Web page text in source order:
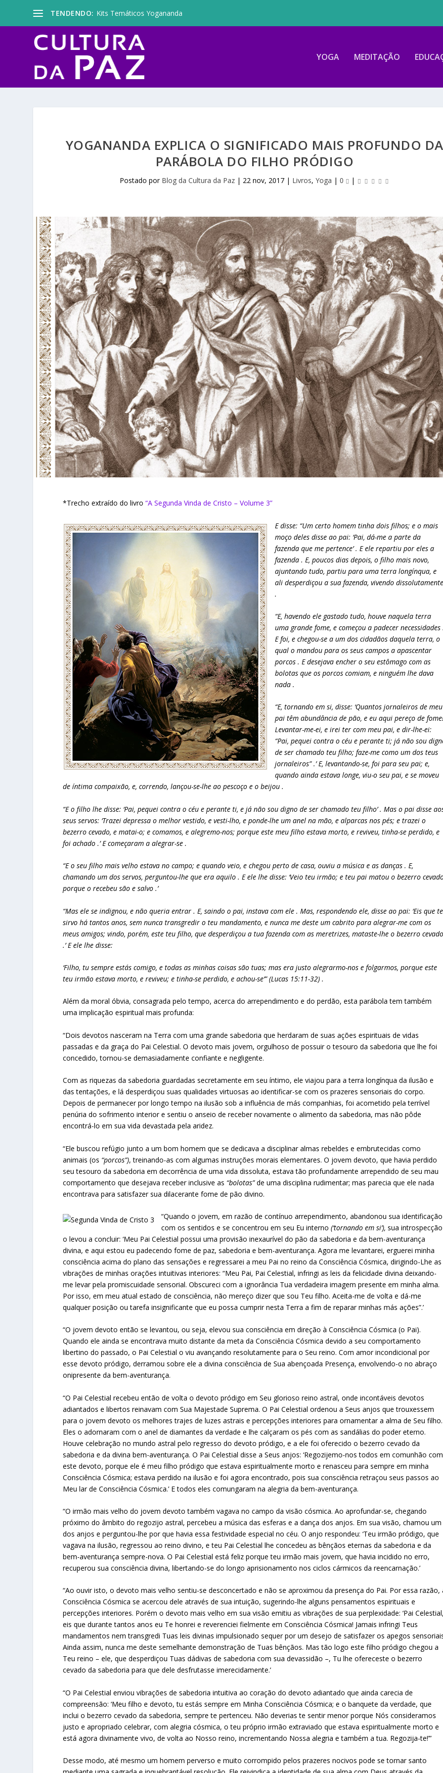
TENDENDO: Kits Temáticos Yogananda
YOGA MEDITAÇÃO
YOGANANDA EXPLICA O SIGNIFICADO MAIS PROFUNDO DA
PARÁBOLA DO FILHO PRÓDIGO
Postado por Blog da Cultura da Paz| 22 nov, 2017| Livros, Yoga | 0 |
*Trecho extraído do livro“A Segunda Vinda de Cristo – Volume 3”
E disse: “Um certo homem tinha dois filhos; e o mais
moço deles disse ao pai: ‘Pai, dá-me a parte da
fazenda que me pertence’ . E ele repartiu por eles a
fazenda . E, poucos dias depois, o filho mais novo,
ajuntando tudo, partiu para uma terra longínqua, e
ali desperdiçou a sua fazenda, vivendo
.
“E, havendo ele gastado tudo, houve naquela terra
uma grande fome, e começou a padecer necessidades
E foi, e chegou-se a um dos cidadãos daquela terra, o
qual o mandou para os seus campos a apascentar
porcos . E desejava encher o seu estômago com as
bolotas que os porcos comiam, e ninguém lhe dava
nada .
“E, tornando em si, disse: ‘Quantos jornaleiros de meu
pai têm abundância de pão, e eu aqui pereço de
Levantar-me-ei, e irei ter com meu pai, e dir-lhe-ei:
“Pai, pequei contra o céu e perante ti; já não sou
de ser chamado teu filho; faze-me como um dos teus
jornaleiros” .’ E, levantando-se, foi para seu pai; e,
quando ainda estava longe, viu-o seu pai, e se moveu
de íntima compaixão, e, correndo, lançou-se-lhe ao pescoço e o beijou .
“E o filho lhe disse: ‘Pai, pequei contra o céu e perante ti, e já não sou digno de ser chamado teu filho’ . Mas o pai disse
seus servos: ‘Trazei depressa o melhor vestido, e vesti-lho, e ponde-lhe um anel na mão, e alparcas nos pés; e trazei o
bezerro cevado, e matai-o; e comamos, e alegremo-nos; porque este meu filho estava morto, e reviveu, tinha-se perdido, e
foi achado .’ E começaram a alegrar-se .
“E o seu filho mais velho estava no campo; e quando veio, e chegou perto de casa, ouviu a música e as danças . E,
chamando um dos servos, perguntou-lhe que era aquilo . E ele lhe disse: ‘Veio teu irmão; e teu pai matou o bezerro
porque o recebeu são e salvo .’
“Mas ele se indignou, e não queria entrar . E, saindo o pai, instava com ele . Mas, respondendo ele, disse ao pai: ‘Eis que te
sirvo há tantos anos, sem nunca transgredir o teu mandamento, e nunca me deste um cabrito para alegrar-me com os
meus amigos; vindo, porém, este teu filho, que desperdiçou a tua fazenda com as meretrizes, mataste-lhe o bezerro
.’ E ele lhe disse:
‘Filho, tu sempre estás comigo, e todas as minhas coisas são tuas; mas era justo alegrarmo-nos e folgarmos, porque este
teu irmão estava morto, e reviveu; e tinha-se perdido, e achou-se’” (Lucas 15:11-32) .
Além da moral óbvia, consagrada pelo tempo, acerca do arrependimento e do perdão, esta parábola tem também
uma implicação espiritual mais profunda:
“Dois devotos nasceram na Terra com uma grande sabedoria que herdaram de suas ações espirituais de vidas
passadas e da graça do Pai Celestial. O devoto mais jovem, orgulhoso de possuir o tesouro da sabedoria que lhe foi
concedido, tornou-se demasiadamente confiante e negligente.
Com as riquezas da sabedoria guardadas secretamente em seu íntimo, ele viajou para a terra longínqua da ilusão e
das tentações, e lá desperdiçou suas qualidades virtuosas ao identificar-se com os prazeres sensoriais do corpo.
Depois de permanecer por longo tempo na ilusão sob a influência de más companhias, foi acometido pela terrível
penúria do sofrimento interior e sentiu o anseio de receber novamente o alimento da sabedoria, mas não pôde
encontrá-lo em sua vida devastada pela aridez.
“Ele buscou refúgio junto a um bom homem que se dedicava a disciplinar almas rebeldes e embrutecidas como
animais (os “porcos”), treinando-as com algumas instruções morais elementares. O jovem devoto, que havia perdido
seu tesouro da sabedoria em decorrência de uma vida dissoluta, estava tão profundamente arrependido de seu mau
comportamento que desejava receber inclusive as “bolotas”de uma disciplina rudimentar; mas parecia que ele nada
encontrava para satisfazer sua dilacerante fome de pão divino.
“Quando o jovem, em razão de contínuo arrependimento, abandonou sua identificação
com os sentidos e se concentrou em seu Eu interno(‘tornando em si’),sua introspecção
o levou a concluir: ‘Meu Pai Celestial possui uma provisão inexaurível do pão da sabedoria e da bem-aventurança
divina, e aqui estou eu padecendo fome de paz, sabedoria e bem-aventurança. Agora me levantarei, erguerei minha
consciência acima do plano das sensações e regressarei a meu Pai no reino da Consciência Cósmica, dirigindo-Lhe as
vibrações de minhas orações intuitivas interiores: “Meu Pai, Pai Celestial, infringi as leis da felicidade divina deixando-
me levar pela promiscuidade sensorial. Obscureci com a ignorância Tua verdadeira imagem presente em minha alma.
Por isso, em meu atual estado de consciência, não mereço dizer que sou Teu filho. Aceita-me de volta e dá-me
qualquer posição ou tarefa insignificante que eu possa cumprir nesta Terra a fim de reparar minhas más ações”.’
“O jovem devoto então se levantou, ou seja, elevou sua consciência em direção à Consciência Cósmica (o Pai).
Quando ele ainda se encontrava muito distante da meta da Consciência Cósmica devido a seu comportamento
libertino do passado, o Pai Celestial o viu avançando resolutamente para o Seu reino. Com amor incondicional por
esse devoto pródigo, derramou sobre ele a divina consciência de Sua abençoada Presença, envolvendo-o no abraço
onipresente da bem-aventurança.
“O Pai Celestial recebeu então de volta o devoto pródigo em Seu glorioso reino astral, onde incontáveis devotos
adiantados e libertos reinavam com Sua Majestade Suprema. O Pai Celestial ordenou a Seus anjos que trouxessem
para o jovem devoto os melhores trajes de luzes astrais e percepções interiores para ornamentar a alma de Seu filho.
Eles o adornaram com o anel de diamantes da verdade e lhe calçaram os pés com as sandálias do poder eterno.
Houve celebração no mundo astral pelo regresso do devoto pródigo, e a ele foi oferecido o bezerro cevado da
sabedoria e da divina bem-aventurança. O Pai Celestial disse a Seus anjos: ‘Regozijemo-nos todos em comunhão com
este devoto, porque ele é meu filho pródigo que estava espiritualmente morto e renasceu para sempre em minha
Consciência Cósmica; estava perdido na ilusão e foi agora encontrado, pois sua consciência retraçou seus passos ao
Meu lar de Consciência Cósmica.’ E todos eles comungaram na alegria da bem-aventurança.
“O irmão mais velho do jovem devoto também vagava no campo da visão cósmica. Ao aprofundar-se, chegando
próximo do âmbito do regozijo astral, percebeu a música das esferas e a dança dos anjos. Em sua visão, chamou um
dos anjos e perguntou-lhe por que havia essa festividade especial no céu. O anjo respondeu: ‘Teu irmão pródigo, que
vagava na ilusão, regressou ao reino divino, e teu Pai Celestial lhe concedeu as bênçãos eternas da sabedoria e da
bem-aventurança sempre-nova. O Pai Celestial está feliz porque teu irmão mais jovem, que havia incidido no erro,
recuperou sua consciência divina, libertando-se do longo aprisionamento nos ciclos cármicos da reencarnação.’
“Ao ouvir isto, o devoto mais velho sentiu-se desconcertado e não se aproximou da presença do Pai. Por essa razão,
Consciência Cósmica se acercou dele através de sua intuição, sugerindo-lhe alguns pensamentos espirituais e
percepções interiores. Porém o devoto mais velho em sua visão emitiu as vibrações de sua perplexidade: ‘Pai
eis que durante tantos anos eu Te honrei e reverenciei fielmente em Consciência Cósmica! Jamais infringi Teus
mandamentos nem transgredi Tuas leis divinas impulsionado sequer por um desejo de satisfazer os apegos
Ainda assim, nunca me deste semelhante demonstração de Tuas bênçãos. Mas tão logo este filho pródigo chegou a
Teu reino – ele, que desperdiçou Tuas dádivas de sabedoria com sua devassidão –, Tu lhe ofereceste o bezerro
cevado da sabedoria para que dele desfrutasse imerecidamente.’
“O Pai Celestial enviou vibrações de sabedoria intuitiva ao coração do devoto adiantado que ainda carecia de
compreensão: ‘Meu filho e devoto, tu estás sempre em Minha Consciência Cósmica; e o banquete da verdade, que
inclui o bezerro cevado da sabedoria, sempre te pertenceu. Não deverias te sentir menor porque Nós consideramos
justo e apropriado celebrar, com alegria cósmica, o teu próprio irmão extraviado que estava espiritualmente morto e
está agora divinamente vivo, de volta ao Nosso reino, incrementando Nossa alegria e também a tua. Regozija-te!’”
Desse modo, até mesmo um homem perverso e muito corrompido pelos prazeres nocivos pode se tornar santo